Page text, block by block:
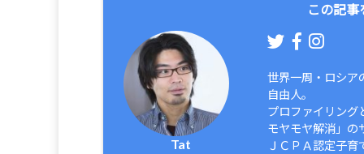
この記
Tat
世界一周・ロシア
自由人。
プロファイリング
モヤモヤ解消」の
ＪＣＰＡ認定子